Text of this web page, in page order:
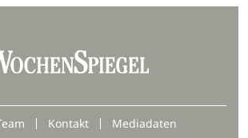
Kontakt Mediadaten